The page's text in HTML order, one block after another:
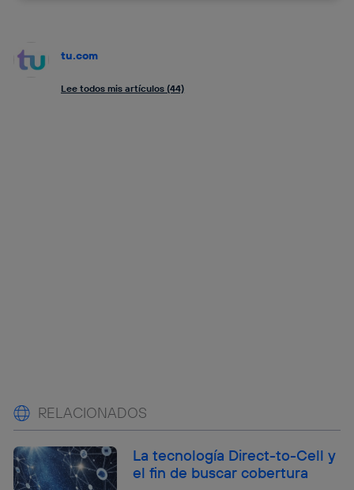
tu.com
Lee todos mis artículos (44)
RELACIONADOS
La tecnología Direct-to-Cell y
el fin de buscar cobertura